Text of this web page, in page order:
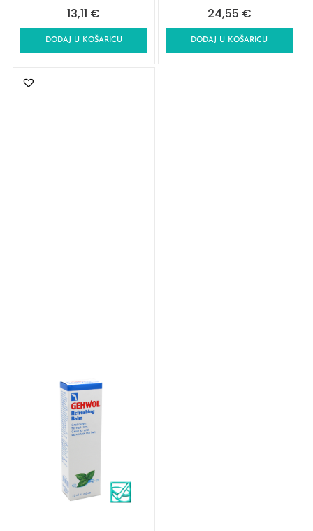
13,11 €
DODAJ U KOŠARICU
24,55 €
DODAJ U KOŠARICU